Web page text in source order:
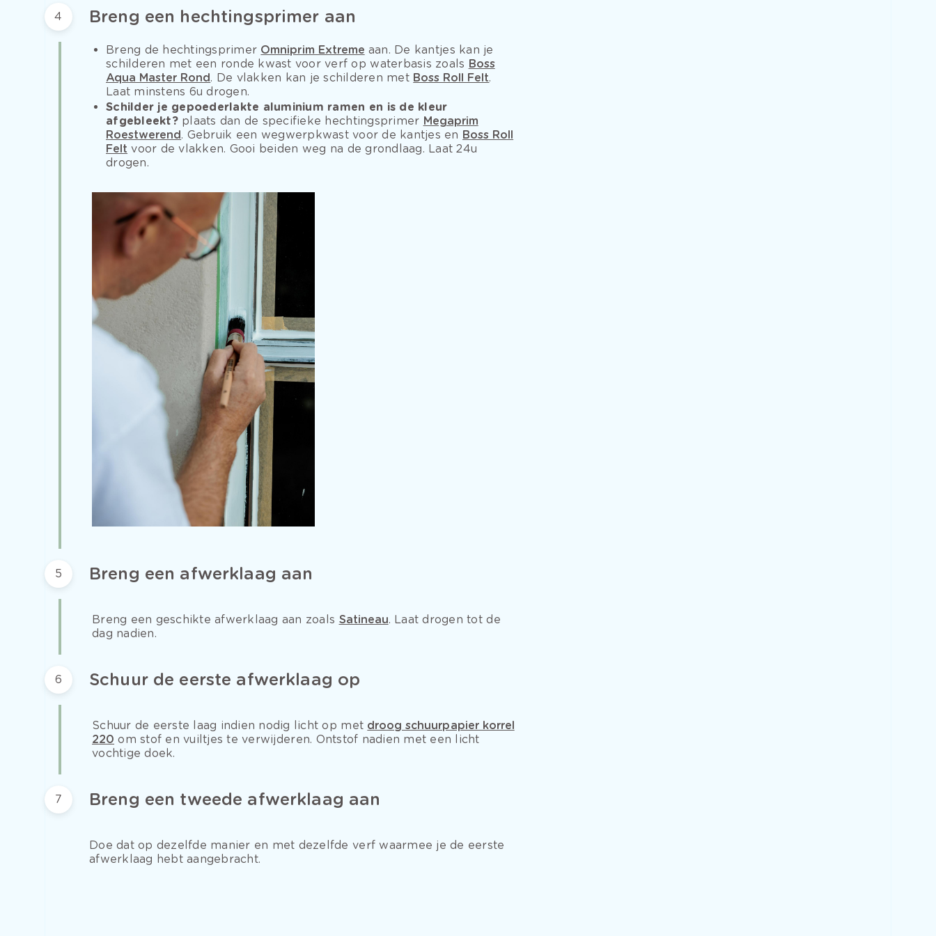
4 Breng een hechtingsprimer aan
Breng de hechtingsprimer Omniprim Extreme aan. De kantjes kan je
schilderen met een ronde kwast voor verf op waterbasis zoals Boss
Aqua Master Rond. De vlakken kan je schilderen met Boss Roll Felt.
Laat minstens 6u drogen.
Schilder je gepoederlakte aluminium ramen en is de kleur
afgebleekt?plaats dan de specifieke hechtingsprimer Megaprim
Roestwerend. Gebruik een wegwerpkwast voor de kantjes en Boss Roll
Felt voor de vlakken. Gooi beiden weg na de grondlaag. Laat 24u
drogen.
5 Breng een afwerklaag aan
Breng een geschikte afwerklaag aan zoals Satineau. Laat drogen tot de
dag nadien.
6 Schuur de eerste afwerklaag op
Schuur de eerste laag indien nodig licht op met droog schuurpapier korrel
220 om stof en vuiltjes te verwijderen. Ontstof nadien met een licht
vochtige doek.
7 Breng een tweede afwerklaag aan
Doe dat op dezelfde manier en met dezelfde verf waarmee je de eerste
afwerklaag hebt aangebracht.